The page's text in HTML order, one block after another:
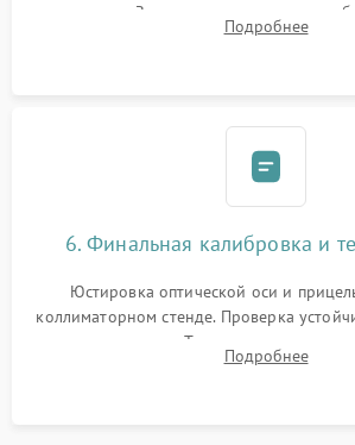
смазки. Заполнение внутреннего
осушенным азотом для предотвращения
Подробнее
6. Финальная калибровка и
Юстировка оптической оси и
коллиматорном стенде. Проверка
ударном стенде. Тестирование
темноте, дальности обнаружения и
Подробнее